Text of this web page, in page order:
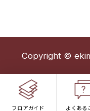
フロアガイド よくある
Copyright ©